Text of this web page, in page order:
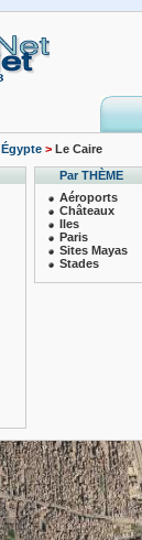
Égypte > Le Caire
Par THÈME
Aéroports
Châteaux
Iles
Paris
Sites Mayas
Stades